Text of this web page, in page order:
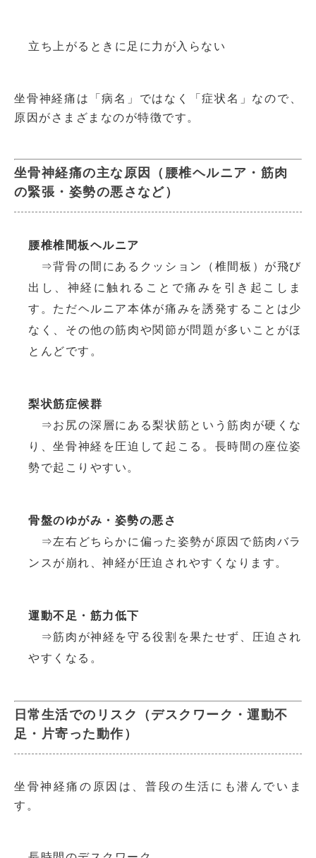
立ち上がるときに足に力が入らない
坐骨神経痛は「病名」ではなく「症状名」なので、
原因がさまざまなのが特徴です。
坐骨神経痛の主な原因（腰椎ヘルニア・筋肉
の緊張・姿勢の悪さなど）
腰椎椎間板ヘルニア
⇒背骨の間にあるクッション（椎間板）が飛び
出し、神経に触れることで痛みを引き起こしま
す。ただヘルニア本体が痛みを誘発することは少
なく、その他の筋肉や関節が問題が多いことがほ
とんどです。
梨状筋症候群
⇒お尻の深層にある梨状筋という筋肉が硬くな
り、坐骨神経を圧迫して起こる。長時間の座位姿
勢で起こりやすい。
骨盤のゆがみ・姿勢の悪さ
⇒左右どちらかに偏った姿勢が原因で筋肉バラ
ンスが崩れ、神経が圧迫されやすくなります。
運動不足・筋力低下
⇒筋肉が神経を守る役割を果たせず、圧迫され
やすくなる。
日常生活でのリスク（デスクワーク・運動不
足・片寄った動作）
坐骨神経痛の原因は、普段の生活にも潜んでいま
す。